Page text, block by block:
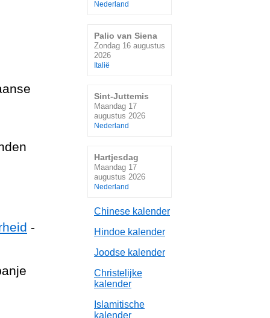
-
Nederland
Palio van Siena
Zondag 16 augustus
2026
Italië
Sint-Juttemis
Maandag 17
augustus 2026
Nederland
Hartjesdag
Maandag 17
augustus 2026
Nederland
Chinese kalender
Hindoe kalender
Joodse kalender
Christelijke
kalender
Islamitische
kalender